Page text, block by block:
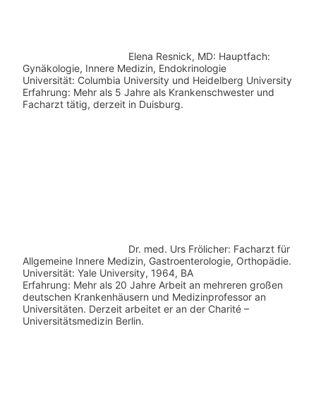
Elena Resnick, MD: Hauptfach:
Gynäkologie, Innere Medizin, Endokrinologie
Universität: Columbia University und Heidelberg University
Erfahrung: Mehr als 5 Jahre als Krankenschwester und
Facharzt tätig, derzeit in Duisburg.
Dr. med. Urs Frölicher: Facharzt für
Allgemeine Innere Medizin, Gastroenterologie, Orthopädie.
Universität: Yale University, 1964, BA
Erfahrung: Mehr als 20 Jahre Arbeit an mehreren großen
deutschen Krankenhäusern und Medizinprofessor an
Universitäten. Derzeit arbeitet er an der Charité –
Universitätsmedizin Berlin.